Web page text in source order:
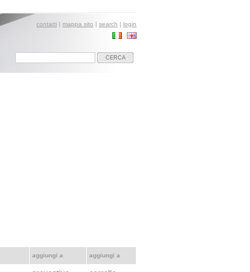
contatti | mappa sito | search | login
CERCA
aggiungi a aggiungi a